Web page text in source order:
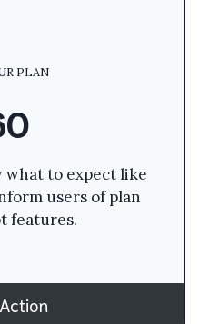
PLAN
to expect like
users of plan
features.